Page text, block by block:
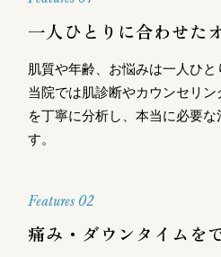
一人ひとりに合わせた
肌質や年齢、お悩みは一人ひと
当院では肌診断やカウンセリ
を丁寧に分析し、本当に必要
す。
Features 02
痛み・ダウンタイムを